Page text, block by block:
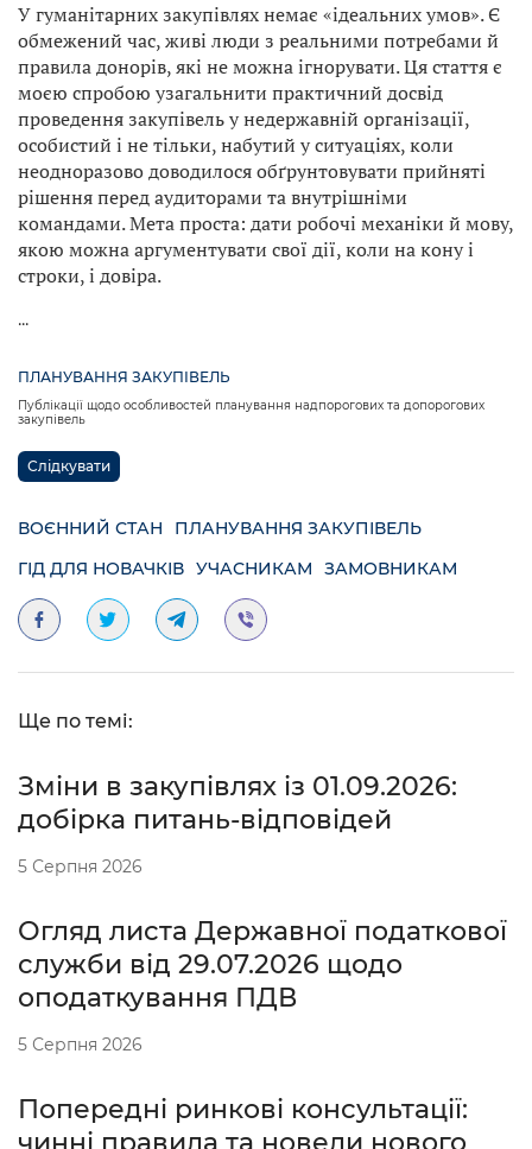
У гуманітарних закупівлях немає «ідеальних умов». Є
обмежений час, живі люди з реальними потребами й
правила донорів, які не можна ігнорувати. Ця стаття є
моєю спробою узагальнити практичний досвід
проведення закупівель у недержавній організації,
особистий і не тільки, набутий у ситуаціях, коли
неодноразово доводилося обґрунтовувати прийняті
рішення перед аудиторами та внутрішніми
командами. Мета проста: дати робочі механіки й мову,
якою можна аргументувати свої дії, коли на кону і
строки, і довіра.
...
ПЛАНУВАННЯ ЗАКУПІВЕЛЬ
Публікації щодо особливостей планування надпорогових та допорогових
закупівель
Слідкувати
ВОЄННИЙ СТАН
ПЛАНУВАННЯ ЗАКУПІВЕЛЬ
ГІД ДЛЯ НОВАЧКІВ УЧАСНИКАМ ЗАМОВНИКАМ
Ще по темі:
Зміни в закупівлях із 01.09.2026:
добірка питань-відповідей
5 Серпня 2026
Огляд листа Державної податкової
служби від 29.07.2026 щодо
оподаткування ПДВ
5 Серпня 2026
Попередні ринкові консультації:
чинні правила та новели нового